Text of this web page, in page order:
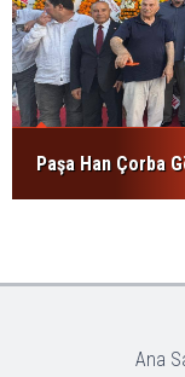
Paşa Han Çorba
Ana